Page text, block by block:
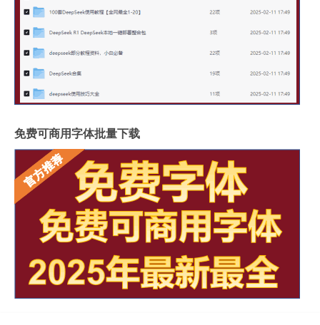
免费可商用字体批量下载